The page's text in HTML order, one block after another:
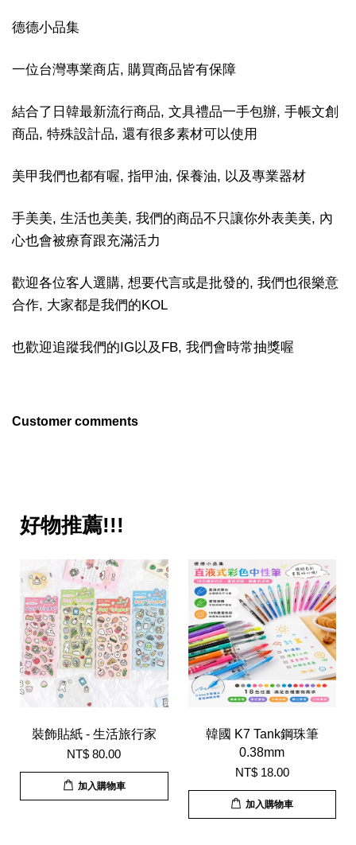
德德小品集
一位台灣專業商店, 購買商品皆有保障
結合了日韓最新流行商品, 文具禮品一手包辦, 手帳文創
商品, 特殊設計品, 還有很多素材可以使用
美甲我們也都有喔, 指甲油, 保養油, 以及專業器材
手美美, 生活也美美, 我們的商品不只讓你外表美美, 內
心也會被療育跟充滿活力
歡迎各位客人選購, 想要代言或是批發的, 我們也很樂意
合作, 大家都是我們的KOL
也歡迎追蹤我們的IG以及FB, 我們會時常抽獎喔
Customer comments
好物推薦!!!
裝飾貼紙 - 生活旅行家
NT$ 80.00
加入購物車
韓國 K7 Tank鋼珠筆
0.38mm
NT$ 18.00
加入購物車